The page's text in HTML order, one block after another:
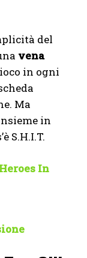
del
vena
in ogni
Ma
in
S.H.I.T.
In